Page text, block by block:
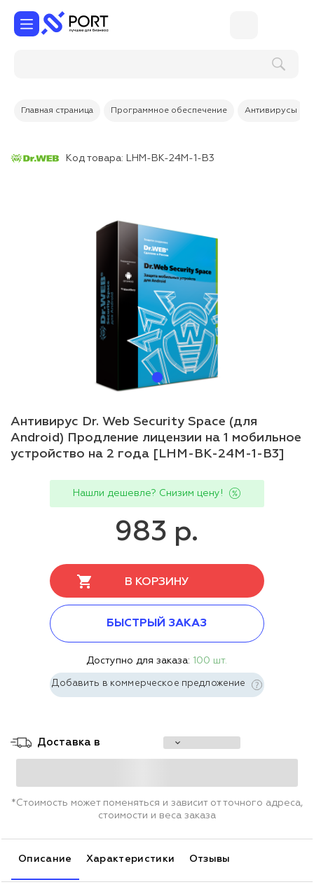
Главная страница Программное обеспечение Антивирусы
Код товара: LHM-BK-24M-1-B3
Антивирус Dr. Web Security Space (для
Android) Продление лицензии на 1 мобильное
устройство на 2 года [LHM-BK-24M-1-B3]
Нашли дешевле? Снизим цену!
983 р.
В КОРЗИНУ
БЫСТРЫЙ ЗАКАЗ
Доступно для заказа: 100 шт.
Добавить в коммерческое предложение
Доставка в
*Стоимость может поменяться и зависит от точного адреса,
стоимости и веса заказа
Описание Характеристики Отзывы